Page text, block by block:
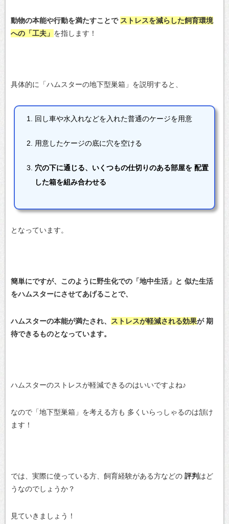
動物の本能や行動を満たすことで ストレスを減らした飼育環境
への「工夫」 を指します！
具体的に「ハムスターの地下型巣箱」を説明すると、
回し車や水入れなどを入れた普通のケージを用意
用意したケージの底に穴を空ける
穴の下に通じる、いくつもの仕切りのある部屋を配置
した箱を組み合わせる
となっています。
簡単にですが、このように野生化での「地中生活」と 似た生活
をハムスターにさせてあげることで、
ハムスターの本能が満たされ、 ストレスが軽減される効果が期
待できるものとなっています。
ハムスターのストレスが軽減できるのはいいですよね♪
なので「地下型巣箱」を考える方も 多くいらっしゃるのは頷け
ます！
では、実際に使っている方、飼育経験がある方などの 評判 はど
うなのでしょうか？
見ていきましょう！